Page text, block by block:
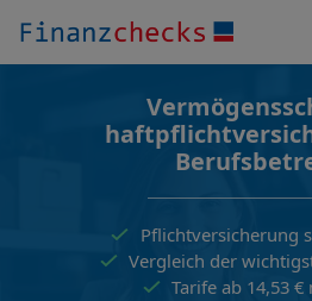
Pflichtversicherung
Vergleich der
Tarife ab 14,53